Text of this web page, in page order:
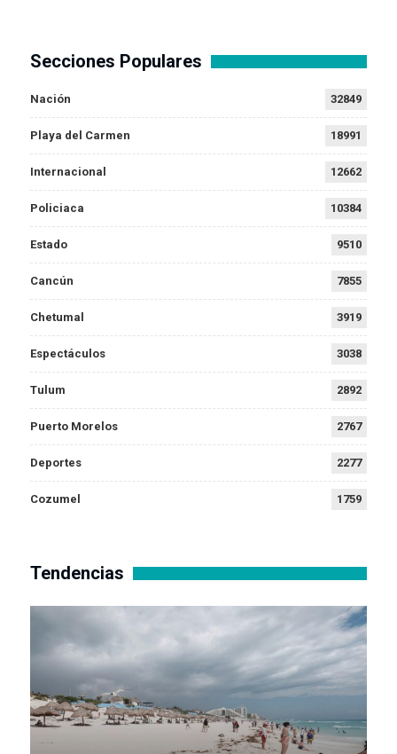
Secciones Populares
Nación 32849
Playa del Carmen 18991
Internacional 12662
Policiaca 10384
Estado 9510
Cancún 7855
Chetumal 3919
Espectáculos 3038
Tulum 2892
Puerto Morelos 2767
Deportes 2277
Cozumel 1759
Tendencias